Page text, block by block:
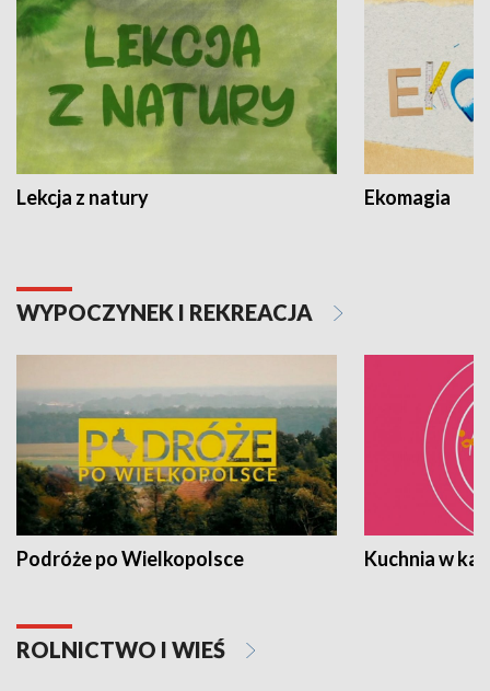
Lekcja z natury Ekomagia
WYPOCZYNEK I REKREACJA
Podróże po Wielkopolsce Kuchnia w
ROLNICTWO I WIEŚ